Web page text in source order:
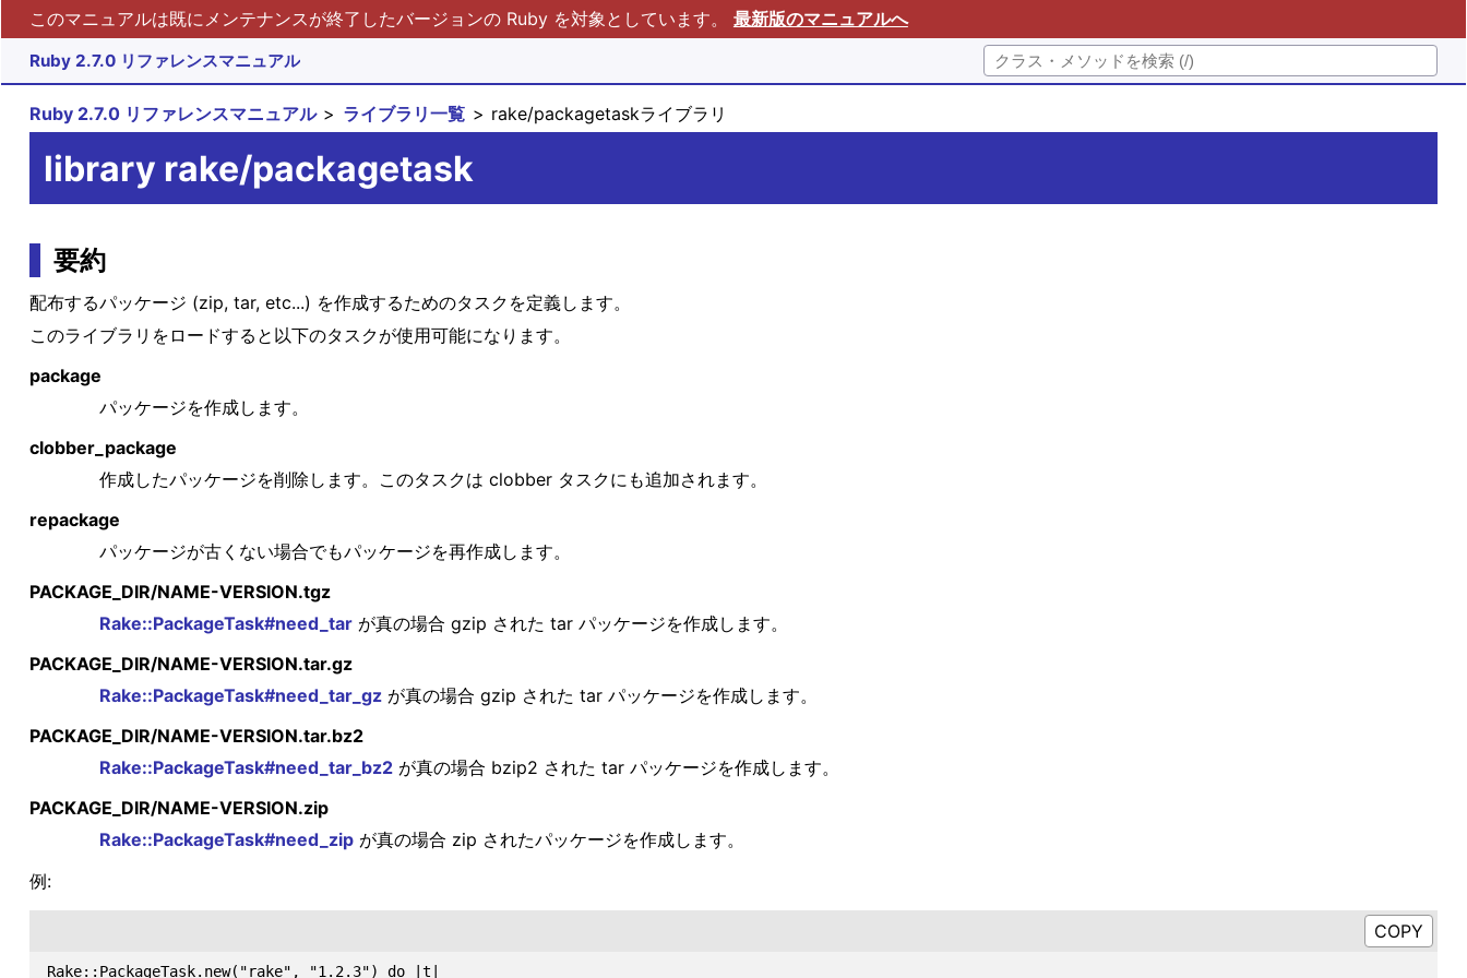
このマニュアルは既にメンテナンスが終了したバージョンの Ruby を対象としています。 最新版のマニュアルへ
Ruby 2.7.0 リファレンスマニュアル
Ruby 2.7.0 リファレンスマニュアル ライブラリ一覧 rake/packagetaskライブラリ
library rake/packagetask
要約
配布するパッケージ (zip, tar, etc...) を作成するためのタスクを定義します。
このライブラリをロードすると以下のタスクが使用可能になります。
package
パッケージを作成します。
clobber_package
作成したパッケージを削除します。このタスクは clobber タスクにも追加されます。
repackage
パッケージが古くない場合でもパッケージを再作成します。
PACKAGE_DIR/NAME-VERSION.tgz
Rake::PackageTask#need_tarが真の場合 gzip された tar パッケージを作成します。
PACKAGE_DIR/NAME-VERSION.tar.gz
Rake::PackageTask#need_tar_gzが真の場合 gzip された tar パッケージを作成します。
PACKAGE_DIR/NAME-VERSION.tar.bz2
Rake::PackageTask#need_tar_bz2が真の場合 bzip2 された tar パッケージを作成します。
PACKAGE_DIR/NAME-VERSION.zip
Rake::PackageTask#need_zipが真の場合 zip されたパッケージを作成します。
例:
Rake::PackageTask.new("rake", "1.2.3") do |t|